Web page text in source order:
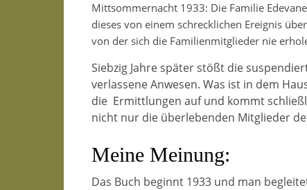
Mittsommernacht 1933: Die Familie
dieses von einem schrecklichen Ereignis
von der sich die Familienmitglieder nie
Siebzig Jahre später stößt die
verlassene Anwesen. Was ist in dem
die Ermittlungen auf und kommt
nicht nur die überlebenden Mitglieder
Meine Meinung:
Das Buch beginnt 1933 und man